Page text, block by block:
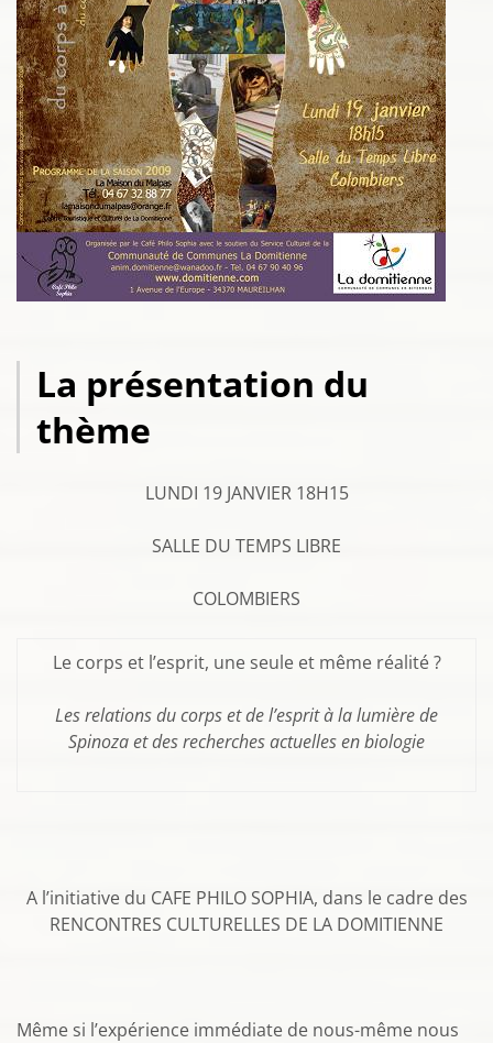
La présentation du
thème
LUNDI 19 JANVIER 18H15
SALLE DU TEMPS LIBRE
COLOMBIERS
Le corps et l’esprit, une seule et même réalité ?
Les relations du corps et de l’esprit à la lumière de
Spinoza et des recherches actuelles en biologie
A l’initiative du CAFE PHILO SOPHIA, dans le cadre des
RENCONTRES CULTURELLES DE LA DOMITIENNE
Même si l’expérience immédiate de nous-même nous